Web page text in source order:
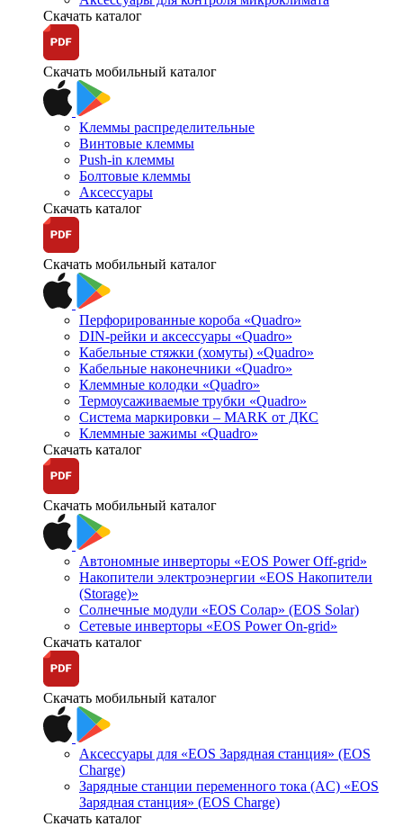
Скачать каталог
Скачать мобильный каталог
Клеммы распределительные
Винтовые клеммы
Push-in клеммы
Болтовые клеммы
Аксессуары
Скачать каталог
Скачать мобильный каталог
Перфорированные короба «Quadro»
DIN-рейки и аксессуары «Quadro»
Кабельные стяжки (хомуты) «Quadro»
Кабельные наконечники «Quadro»
Клеммные колодки «Quadro»
Термоусаживаемые трубки «Quadro»
Система маркировки – MARK от ДКС
Клеммные зажимы «Quadro»
Скачать каталог
Скачать мобильный каталог
Автономные инверторы «EOS Power Off-grid»
Накопители электроэнергии «EOS Накопители
(Storage)»
Солнечные модули «EOS Солар» (EOS Solar)
Сетевые инверторы «EOS Power On-grid»
Скачать каталог
Скачать мобильный каталог
Аксессуары для «EOS Зарядная станция» (EOS
Charge)
Зарядные станции переменного тока (AC) «EOS
Зарядная станция» (EOS Charge)
Скачать каталог